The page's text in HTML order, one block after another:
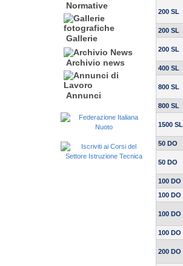
Normative
Gallerie
Archivio news
Annunci
200 SL
200 SL
200 SL
400 SL
800 SL
800 SL
1500 SL
50 DO
50 DO
100 DO
100 DO
100 DO
100 DO
200 DO